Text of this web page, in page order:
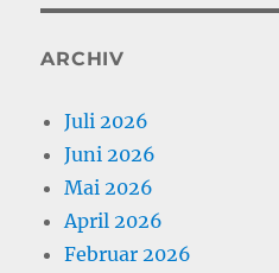
ARCHIV
Juli 2026
Juni 2026
Mai 2026
April 2026
Februar 2026